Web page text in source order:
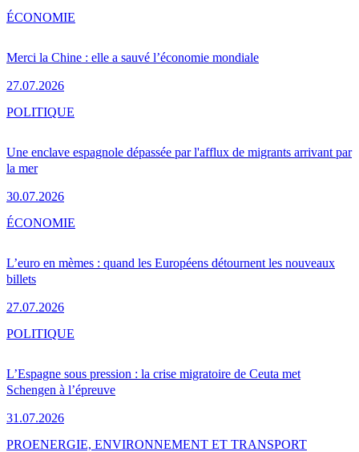
Merci la Chine : elle a sauvé l’économie mondiale
27.07.2026
ÉCONOMIE
Une enclave espagnole dépassée par l'afflux de migrants arrivant par
la mer
30.07.2026
POLITIQUE
L’euro en mèmes : quand les Européens détournent les nouveaux
billets
27.07.2026
ÉCONOMIE
L’Espagne sous pression : la crise migratoire de Ceuta met
Schengen à l’épreuve
31.07.2026
POLITIQUE
PROENERGIE, ENVIRONNEMENT ET TRANSPORT